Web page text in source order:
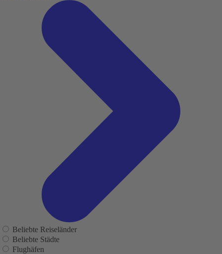
Beliebte Reiseländer
Beliebte Städte
Flughäfen